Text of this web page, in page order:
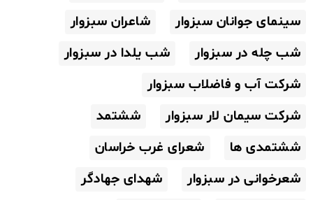
سینمای جوانان سبزوار
شاعران سبزوار
شب چله در سبزوار
شب یلدا در سبزوار
شرکت آب و فاضلاب سبزوار
شرکت سیمان لار سبزوار
ششتمد
ششتمدی ها
شعرای غرب خراسان
شعرخوانی در سبزوار
شهدای جهادگر